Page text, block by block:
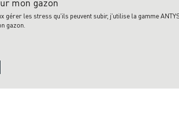
les stress qu'ils peuvent subir, j'utilise la gamme
gazon.